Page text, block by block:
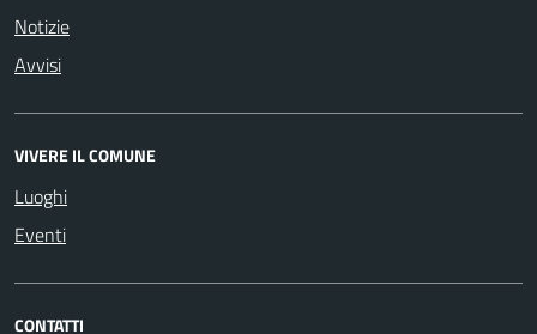
Notizie
Avvisi
VIVERE IL COMUNE
Luoghi
Eventi
CONTATTI